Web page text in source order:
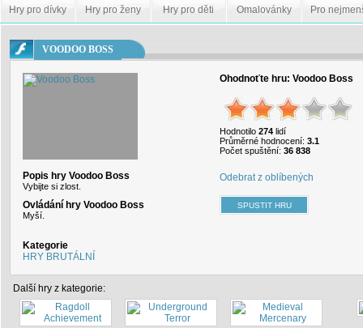
Hry pro dívky Hry pro ženy Hry pro děti Omalovánky Pro
VOODOO BOSS
Popis hry Voodoo Boss
Vybijte si zlost.
Ovládání hry Voodoo Boss
Myší.
Kategorie
HRY BRUTÁLNÍ
Ohodnoťte hru: Voodoo Boss
Hodnotilo 274 lidí
Průměrné hodnocení: 3.1
Počet spuštění: 36 838
Odebrat z oblíbených
Další hry z kategorie: